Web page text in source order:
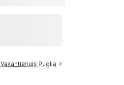
Vakantiehuis Puglia